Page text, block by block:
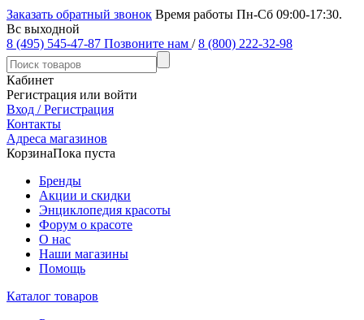
Заказать обратный звонок Время работы Пн-Сб 09:00-17:30.
Вс выходной
8 (495) 545-47-87 Позвоните нам / 8 (800) 222-32-98
Кабинет
Регистрация или войти
Вход / Регистрация
Контакты
Адреса магазинов
КорзинаПока пуста
Бренды
Акции и скидки
Энциклопедия красоты
Форум о красоте
О нас
Наши магазины
Помощь
Каталог товаров